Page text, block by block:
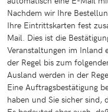
Nachdem wir Ihre
Ihre Eintrittskarten fest
Mail. Dies ist die
Veranstaltungen im Inland
der Regel bis zum
Ausland werden in der
Eine Auftragsbestätigung
haben und Sie sicher sind,